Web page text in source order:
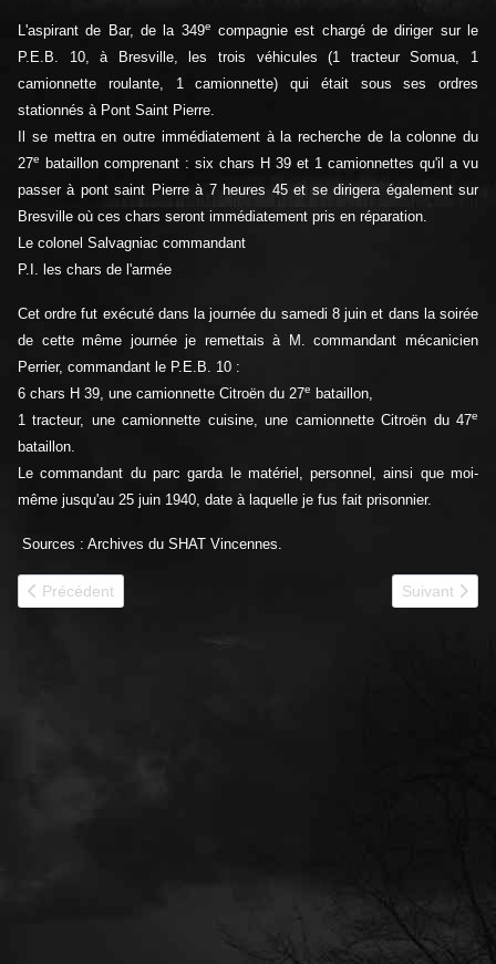
L'aspirant de Bar, de la 349e
compagnie est chargé de diriger sur le
P.E.B. 10, à Bresville, les trois véhicules (1 tracteur Somua, 1
camionnette roulante, 1 camionnette) qui était sous ses ordres
stationnés à Pont Saint Pierre.
Il se mettra en outre immédiatement à la recherche de la colonne du
27e
bataillon comprenant : six chars H 39 et 1 camionnettes qu'il a vu
passer à pont saint Pierre à 7 heures 45 et se dirigera également sur
Bresville où ces chars seront immédiatement pris en réparation.
Le colonel Salvagniac commandant
P.I. les chars de l'armée
Cet ordre fut exécuté dans la journée du samedi 8 juin et dans la soirée
de cette même journée je remettais à M. commandant mécanicien
Perrier, commandant le P.E.B. 10 :
6 chars H 39, une camionnette Citroën du 27e
bataillon,
1 tracteur, une camionnette cuisine, une camionnette Citroën du 47e
bataillon.
Le commandant du parc garda le matériel, personnel, ainsi que moi-
même jusqu'au 25 juin 1940, date à laquelle je fus fait prisonnier.
Sources : Archives du SHAT Vincennes.
Article précédent : 1940 - 352e CACC
Précédent Article
Suivant